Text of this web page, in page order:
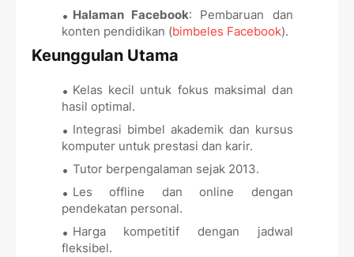
Halaman Facebook: Pembaruan dan
konten pendidikan (bimbeles Facebook).
Keunggulan Utama
Kelas kecil untuk fokus maksimal dan
hasil optimal.
Integrasi bimbel akademik dan kursus
komputer untuk prestasi dan karir.
Tutor berpengalaman sejak 2013.
Les offline dan online dengan
pendekatan personal.
Harga kompetitif dengan jadwal
fleksibel.